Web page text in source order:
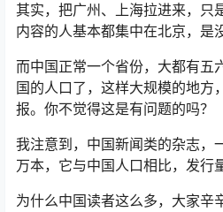
其实，把广州、上海拉进来，只
内容的人基本都集中在北京，是
而中国正常一个省份，大都有五
国的人口了，这样大规模的地方
报。你不觉得这是有问题的吗？
我注意到，中国新闻类的杂志，
万本，它与中国人口相比，发行
为什么中国读者这么多，大家辛